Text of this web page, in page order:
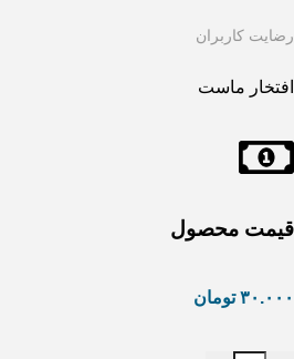
رضایت کاربران
افتخار ماست
قیمت محصول
۳۰.۰۰۰ تومان